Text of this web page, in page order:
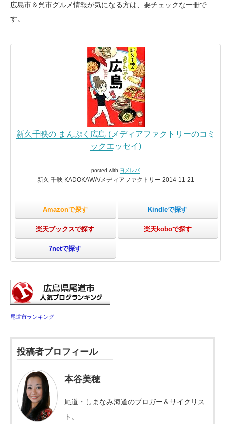
広島市＆呉市グルメ情報が気になる方は、要チェックな一冊で
す。
新久千映の まんぷく広島 (メディアファクトリーのコミ
ックエッセイ)
posted with ヨメレバ
新久 千映 KADOKAWA/メディアファクトリー 2014-11-21
Amazonで探す Kindleで探す
楽天ブックスで探す 楽天koboで探す
7netで探す
尾道市ランキング
投稿者プロフィール
本谷美穂
尾道・しまなみ海道のブロガー＆サイクリス
ト。